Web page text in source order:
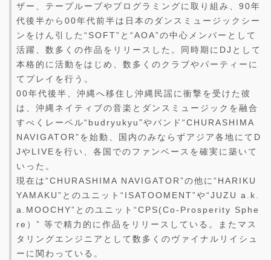
ザー、テープループやプログラミングに取り組み、90年
代後半から00年代前半は日本のダンスミュージックシー
ンをけん引した“SOFT”と“AOA”の中心メンバーとして
活躍、数多くの作品をリリースした。同時期にDJとして
本格的に活動をはじめ、数多くのクラブやパーティーに
てプレイを行う。
00年代後半、沖縄へ移住し沖縄民謡に衝撃を受けた彼
は、沖縄ネイティブの音楽とダンスミュージックを融合
すべくレーベル“budryukyu”やバンド“CHURASHIMA
NAVIGATOR”を始動、国内のみならずアジア各地にてD
JやLIVEを行い、各国でのファンベースを確実に築いて
いった。
現在は“CHURASHIMA NAVIGATOR”の他に“HARIKU
YAMAKU”とのユニット“ISATOOMENT”や“JUZU a.k.
a.MOOCHY”とのユニット“CPS(Co-Prosperity Sphe
re）” 等で精力的に作品をリリースしている。またマス
タリングエンジニアとして数多くのヴァイナルリイシュ
ーに関わっている。